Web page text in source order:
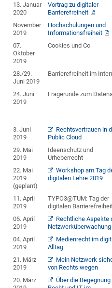
13. Januar
2020
Vortrag zu digitaler
Barrierefreiheit
November
2019
Hochschulungen und
Informationsfreiheit
07.
Oktober
2019
Cookies und Co
28./29.
Juni 2019
Barrierefreiheit im
24. Juni
2019
Fragerunde zum
3. Juni
2019
Rechtsvertrauen in
Public Cloud
29. Mai
2019
Ideenschutz und
Urheberrecht
22. Mai
2019
(geplant)
Workshop am Tag
digitalen Lehre 2019
11. April
2019
TYPO3@TUM: Tag der
digitalen
05. April
2019
Rechtliche Aspekte
Netzwerküberwachung
04. April
2019
Medienrecht im
Alltag
21. März
2019
Mein Netzwerk
von Rechts wegen
20. März
Über die Begegnung